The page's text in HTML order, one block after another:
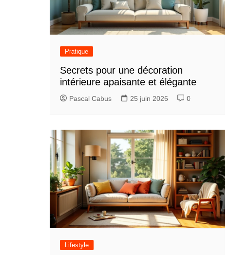
Pratique
Secrets pour une décoration
intérieure apaisante et élégante
Pascal Cabus 25 juin 2026 0
Lifestyle